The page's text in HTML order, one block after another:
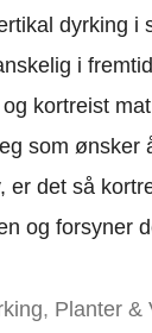
dyrking i
i
kortreist
som ønsker
er det så
og forsyner
, Planter &